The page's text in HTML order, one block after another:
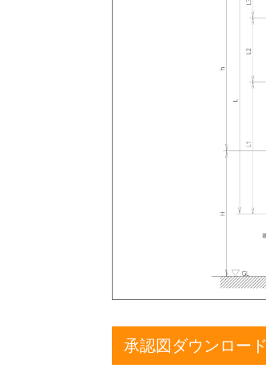
承認図ダウンロード